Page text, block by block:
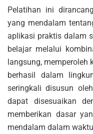
Pelatihan ini
yang mendalam
aplikasi praktis dalam
belajar melalui
langsung, memperoleh
berhasil dalam
seringkali disusun
dapat disesuaikan
memberikan dasar
mendalam dalam